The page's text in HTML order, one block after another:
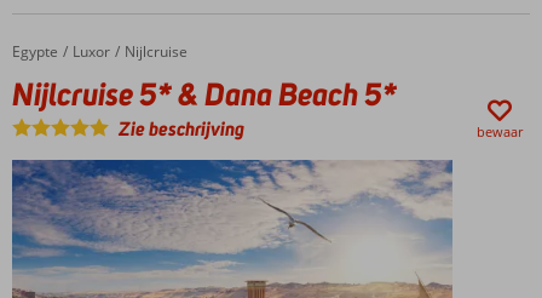
Home
Egypte Luxor Nijlcruise
Nijlcruise 5* & Dana Beach 5*
Nijlcruise 5* & Dana Beach 5*
Zie beschrijving bewaar